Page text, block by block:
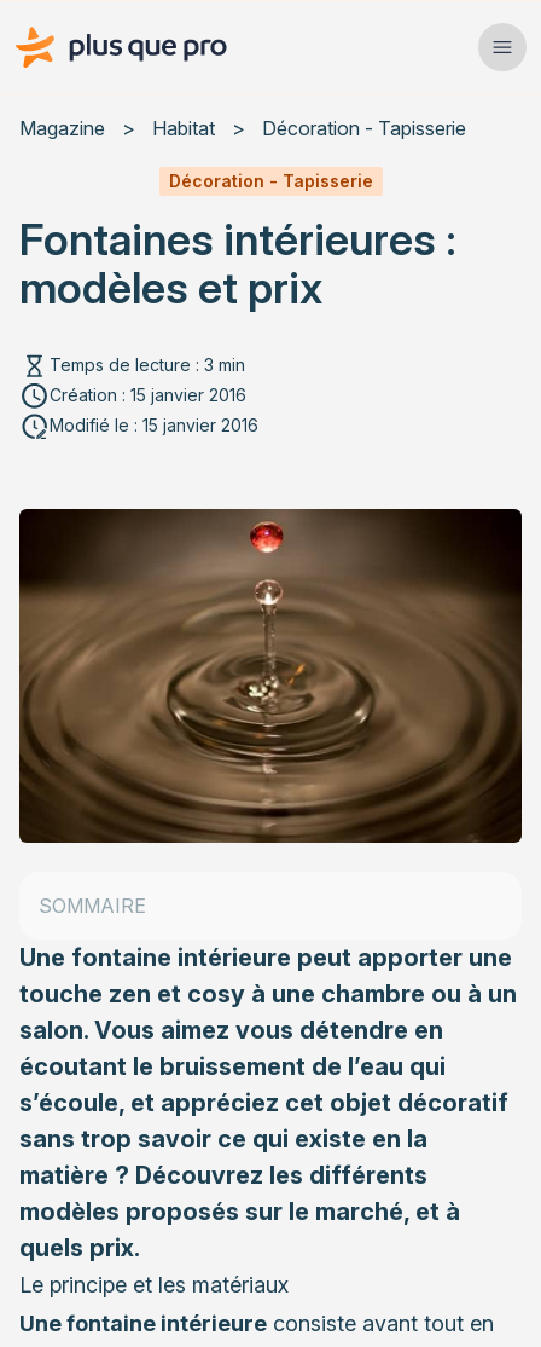
Plus que pro Mag'
Services
Actualités
Rechercher un article
Magazine > Habitat > Décoration - Tapisserie
Décoration - Tapisserie
Fontaines intérieures :
modèles et prix
Temps de lecture : 3 min
Création : 15 janvier 2016
Modifié le : 15 janvier 2016
Une fontaine intérieure peut apporter une
touche zen et cosy à une chambre ou à un
salon. Vous aimez vous détendre en
écoutant le bruissement de l’eau qui
s’écoule, et appréciez cet objet décoratif
sans trop savoir ce qui existe en la
matière ? Découvrez les différents
modèles proposés sur le marché, et à
quels prix.
Le principe et les matériaux
Une fontaine intérieure consiste avant tout en
SOMMAIRE
Le principe et les matériaux
Les différents modèles de fontaines intérieures
Quelques conseils supplémentaires